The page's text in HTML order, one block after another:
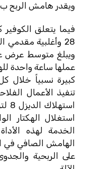
ويقدر هامش الربح ب 113 درهم للهكتار.
فيما يتعلق
28 وأغلبية
عملها ساعة واحدة
كبيرة نسبياً خلال
تنفيذ الأعمال
على الربحية